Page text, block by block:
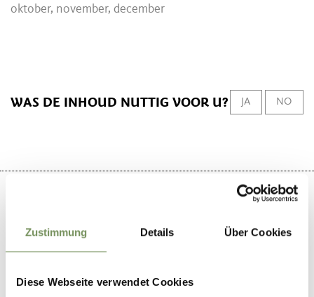
Zustimmung Details Über Cookies
Diese Webseite verwendet Cookies
oktober, november, december
WAS DE INHOUD NUTTIG VOOR U? JA NO